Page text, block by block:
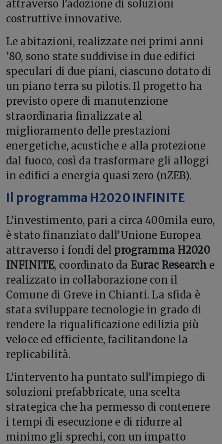
attraverso l’adozione di soluzioni
costruttive innovative.
Le abitazioni, realizzate nei primi anni
’80, sono state suddivise in due edifici
speculari di due piani, ciascuno dotato di
un piano terra su pilotis. Il progetto ha
previsto opere di manutenzione
straordinaria finalizzate al
miglioramento delle prestazioni
energetiche, acustiche e alla protezione
dal fuoco, così da trasformare gli alloggi
in edifici a energia quasi zero (nZEB).
Il programma H2020 INFINITE
L’investimento, pari a circa 400mila euro,
è stato finanziato dall’Unione Europea
attraverso i fondi del programma H2020
INFINITE, coordinato da Eurac Researche
realizzato in collaborazione con il
Comune di Greve in Chianti. La sfida è
stata sviluppare tecnologie in grado di
rendere la riqualificazione edilizia più
veloce ed efficiente, facilitandone la
replicabilità.
L’intervento ha puntato sull’impiego di
soluzioni prefabbricate, una scelta
strategica che ha permesso di contenere
i tempi di esecuzione e di ridurre al
minimo gli sprechi, con un impatto